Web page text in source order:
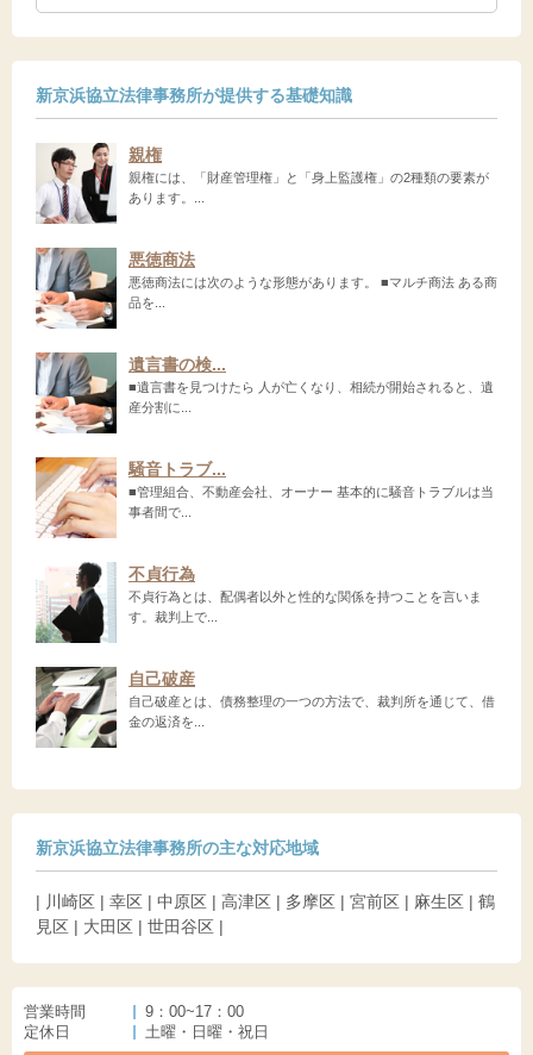
新京浜協立法律事務所が提供する基礎知識
親権
親権には、「財産管理権」と「身上監護権」の2種類の要素が
あります。...
悪徳商法
悪徳商法には次のような形態があります。 ■マルチ商法 ある商
品を...
遺言書の検...
■遺言書を見つけたら 人が亡くなり、相続が開始されると、遺
産分割に...
騒音トラブ...
■管理組合、不動産会社、オーナー 基本的に騒音トラブルは当
事者間で...
不貞行為
不貞行為とは、配偶者以外と性的な関係を持つことを言いま
す。裁判上で...
自己破産
自己破産とは、債務整理の一つの方法で、裁判所を通じて、借
金の返済を...
新京浜協立法律事務所の主な対応地域
| 川崎区 | 幸区 | 中原区 | 高津区 | 多摩区 | 宮前区 | 麻生区 | 鶴
見区 | 大田区 | 世田谷区 |
営業時間
9：00~17：00
定休日
土曜・日曜・祝日